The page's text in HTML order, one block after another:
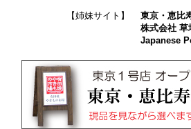
【姉妹サイト】 東京・恵比
株式会社 草
Japanese